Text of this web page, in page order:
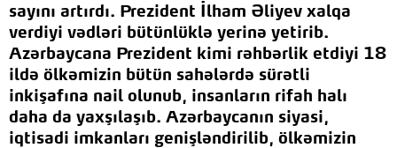
sayını artırdı. Prezident İlham Əliyev xalqa
verdiyi vədləri bütünlüklə yerinə yetirib.
Azərbaycana Prezident kimi rəhbərlik etdiyi 18
ildə ölkəmizin bütün sahələrdə sürətli
inkişafına nail olunub, insanların rifah halı
daha da yaxşılaşıb. Azərbaycanın siyasi,
iqtisadi imkanları genişləndirilib, ölkəmizin